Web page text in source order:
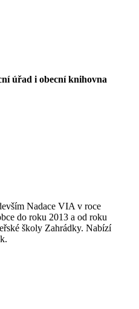
úřad i obecní knihovna
Nadace VIA v roce
do roku 2013 a od roku
školy Zahrádky. Nabízí